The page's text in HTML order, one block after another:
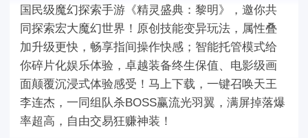
国民级魔幻探索手游《精灵盛典：黎明》，邀你共
同探索宏大魔幻世界！原创技能变异玩法，属性叠
加升级更快，畅享指间操作快感；智能托管模式给
你碎片化娱乐体验，卓越装备终生保值、电影级画
面颠覆沉浸式体验感受！马上下载，一键召唤天王
李连杰，一同组队杀BOSS赢流光羽翼，满屏掉落爆
率超高，自由交易狂赚神装！